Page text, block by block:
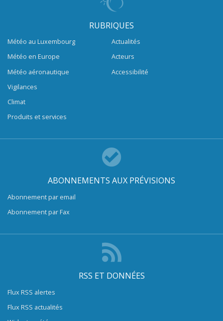
RUBRIQUES
Météo au Luxembourg
Météo en Europe
Météo aéronautique
Vigilances
Climat
Produits et services
Actualités
Acteurs
Accessibilité
ABONNEMENTS AUX PRÉVISIONS
Abonnement par email
Abonnement par Fax
RSS ET DONNÉES
Flux RSS alertes
Flux RSS actualités